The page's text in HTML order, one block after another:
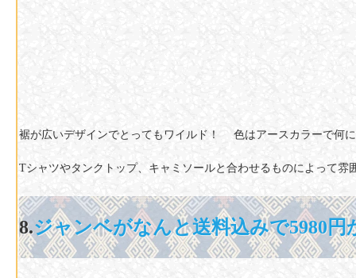
裾が広いデザインでとってもワイルド！ 色はアースカラーで何
Tシャツやタンクトップ、キャミソールと合わせるものによって
8.ジャンベがなんと送料込みで5980円